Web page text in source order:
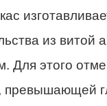
из витой
Для этого
превышающей